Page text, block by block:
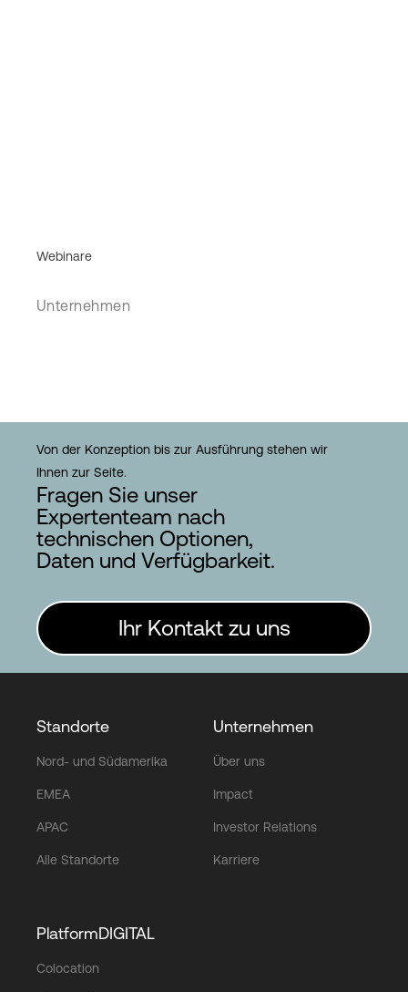
Webinare
Unternehmen
Von der Konzeption bis zur Ausführung stehen wir
Ihnen zur Seite.
Fragen Sie unser
Expertenteam nach
technischen Optionen,
Daten und Verfügbarkeit.
Ihr Kontakt zu uns
Standorte
Nord- und Südamerika
EMEA
APAC
Alle Standorte
Unternehmen
Über uns
Impact
Investor Relations
Karriere
PlatformDIGITAL
Colocation